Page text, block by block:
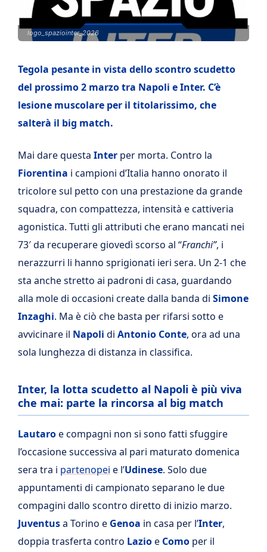
logo_spaziointer_2026
Tegola pesante in vista dello scontro scudetto
del prossimo 2 marzo tra Napoli e Inter. C’è
lesione muscolare per il titolarissimo, che
salterà il big match.
Mai dare questa Inter per morta. Contro la
Fiorentina i campioni d’Italia hanno onorato il
tricolore sul petto con una prestazione da grande
squadra, con compattezza, intensità e cattiveria
agonistica. Tutti gli attributi che erano mancati nei
73′ da recuperare giovedì scorso al “Franchi”, i
nerazzurri li hanno sprigionati ieri sera. Un 2-1 che
sta anche stretto ai padroni di casa, guardando
alla mole di occasioni create dalla banda di Simone
Inzaghi. Ma è ciò che basta per rifarsi sotto e
avvicinare il Napoli di Antonio Conte, ora ad una
sola lunghezza di distanza in classifica.
Inter, la lotta scudetto al Napoli è più viva
che mai: parte la rincorsa al big match
Lautaroe compagni non si sono fatti sfuggire
l’occasione successiva al pari maturato domenica
sera tra i partenopei e l’Udinese. Solo due
appuntamenti di campionato separano le due
compagini dallo scontro diretto di inizio marzo.
Juventusa Torino e Genoa in casa per l’Inter,
doppia trasferta contro Lazioe Como per il